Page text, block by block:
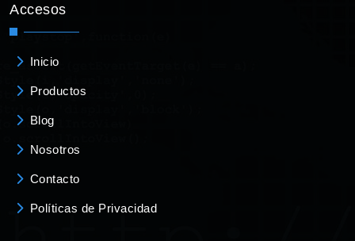
Accesos
Inicio
Productos
Blog
Nosotros
Contacto
Políticas de Privacidad